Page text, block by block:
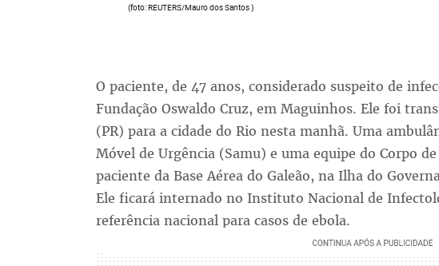
(foto: REUTERS/Mauro dos Santos )
O paciente, de 47 anos, considerado suspeito de
Fundação Oswaldo Cruz, em Maguinhos. Ele foi
(PR) para a cidade do Rio nesta manhã. Uma
Móvel de Urgência (Samu) e uma equipe do Corpo
paciente da Base Aérea do Galeão, na Ilha do
Ele ficará internado no Instituto Nacional de
referência nacional para casos de ebola.